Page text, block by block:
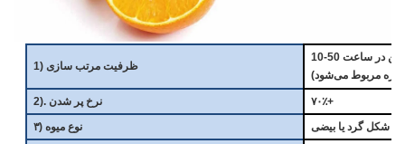
1) ظرفیت مرتب سازی
10-50 تن در ساعت
2). نرخ پر شدن
۷۰٪+
۳) نوع میوه
به شکل گرد یا بیضی